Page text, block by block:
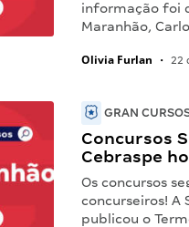
informação foi
Maranhão,
Olivia Furlan • 22
GRAN
Concursos
Cebraspe
Os concursos
concurseiros! A
publicou o